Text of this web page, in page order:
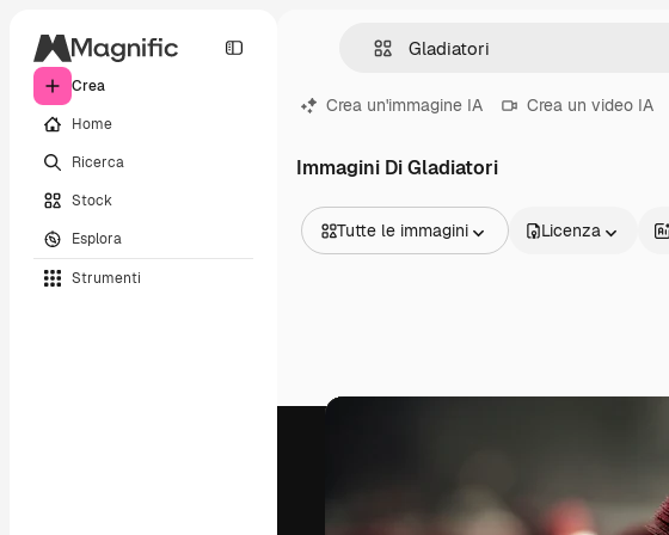
Crea
Home
Ricerca
Stock
Esplora
Strumenti
Crea un'immagine IA Crea un video IA
Immagini Di Gladiatori
Tutte le immagini
Video
Licenza